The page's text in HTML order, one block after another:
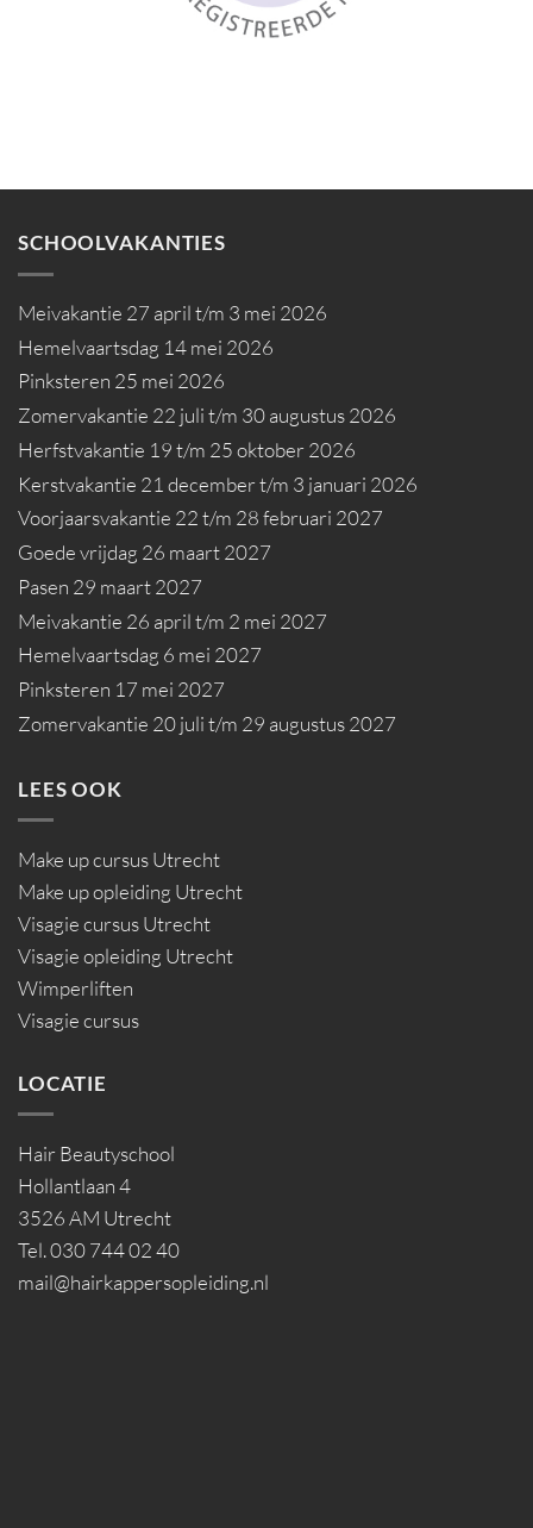
SCHOOLVAKANTIES
Meivakantie 27 april t/m 3 mei 2026
Hemelvaartsdag 14 mei 2026
Pinksteren 25 mei 2026
Zomervakantie 22 juli t/m 30 augustus 2026
Herfstvakantie 19 t/m 25 oktober 2026
Kerstvakantie 21 december t/m 3 januari 2026
Voorjaarsvakantie 22 t/m 28 februari 2027
Goede vrijdag 26 maart 2027
Pasen 29 maart 2027
Meivakantie 26 april t/m 2 mei 2027
Hemelvaartsdag 6 mei 2027
Pinksteren 17 mei 2027
Zomervakantie 20 juli t/m 29 augustus 2027
LEES OOK
Make up cursus Utrecht
Make up opleiding Utrecht
Visagie cursus Utrecht
Visagie opleiding Utrecht
Wimperliften
Visagie cursus
LOCATIE
Hair Beautyschool
Hollantlaan 4
3526 AM Utrecht
Tel. 030 744 02 40
mail@hairkappersopleiding.nl